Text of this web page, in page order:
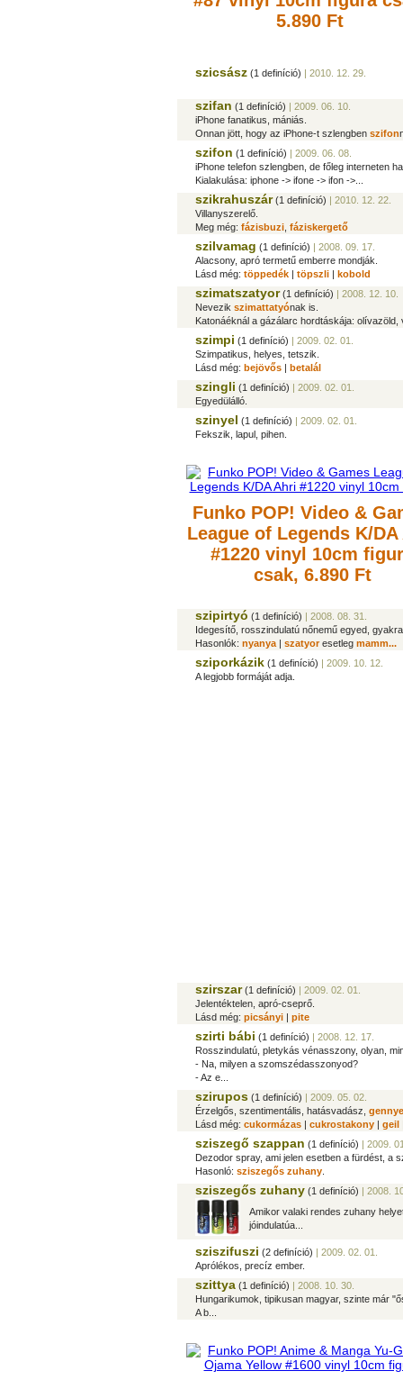
5.890 Ft
szicsász (1 definíció) | 2010. 12. 29.
szifan (1 definíció) | 2009. 06. 10.
iPhone fanatikus, mániás.
Onnan jött, hogy az iPhone-t szlengben szifon
szifon (1 definíció) | 2009. 06. 08.
iPhone telefon szlengben, de főleg interneten
Kialakulása: iphone -> ifone -> ifon ->...
szikrahuszár(1 definíció) | 2010. 12. 22.
Villanyszerelő.
Meg még: fázisbuzi fáziskergető
szilvamag (1 definíció) | 2008. 09. 17.
Alacsony, apró termetű emberre mondják.
Lásd még: töppedék | töpszli | kobold
szimatszatyor(1 definíció) | 2008. 12. 10.
Nevezik szimattatyónak is.
Katonáéknál a gázálarc hordtáskája:
szimpi (1 definíció) | 2009. 02. 01.
Szimpatikus, helyes, tetszik.
Lásd még: bejövős | betalál
szingli (1 definíció) | 2009. 02. 01.
Egyedülálló.
szinyel (1 definíció) | 2009. 02. 01.
Fekszik, lapul, pihen.
Funko POP! Video &
League of Legends K/DA
#1220 vinyl 10cm
csak, 6.890 Ft
szipirtyó (1 definíció) | 2008. 08. 31.
Idegesítő, rosszindulatú nőnemű egyed,
Hasonlók: nyanya | szatyoresetleg mamm...
sziporkázik (1 definíció) | 2009. 10. 12.
A legjobb formáját adja.
szirszar(1 definíció) | 2009. 02. 01.
Jelentéktelen, apró-cseprő.
Lásd még: picsányi | pite
szirti bábi (1 definíció) | 2008. 12. 17.
Rosszindulatú, pletykás vénasszony, olyan,
- Na, milyen a szomszédasszonyod?
- Az e...
szirupos (1 definíció) | 2009. 05. 02.
Érzelgős, szentimentális, hatásvadász,
Lásd még: cukormázas | cukrostakony | geil
sziszegő szappan (1 definíció) | 2009.
Dezodor spray, ami jelen esetben a fürdést, a
Hasonló: sziszegős zuhany
sziszegős zuhany (1 definíció) | 2008.
Amikor valaki rendes zuhany
jóindulatúa...
sziszifuszi (2 definíció) | 2009. 02. 01.
Aprólékos, precíz ember.
szittya (1 definíció) | 2008. 10. 30.
Hungarikumok, tipikusan magyar, szinte már
A b...